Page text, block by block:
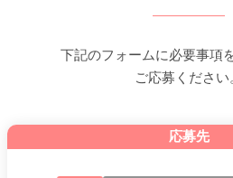
下記のフォームに必要事項
ご応募ください
応募先